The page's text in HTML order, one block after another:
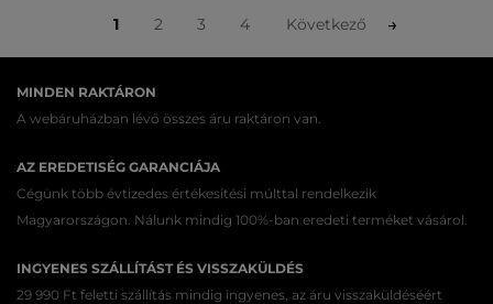
1 2 3 4 Következő
MINDEN RAKTÁRON
A webáruházban lévő összes áru raktáron van.
AZ EREDETISÉG GARANCIÁJA
Cégünk több évtizedes értékesítési múlttal rendelkezik
Magyarországon. Nálunk mindig 100%-ban eredeti terméket vásárol.
INGYENES SZÁLLÍTÁST ÉS VISSZAKÜLDÉS
29 990 Ft feletti szállítás mindig ingyenes, az áru visszaküldéséért